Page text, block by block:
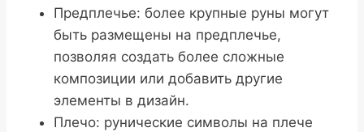
Предплечье: более крупные руны могут
быть размещены на предплечье,
позволяя создать более сложные
композиции или добавить другие
элементы в дизайн.
Плечо: рунические символы на плече